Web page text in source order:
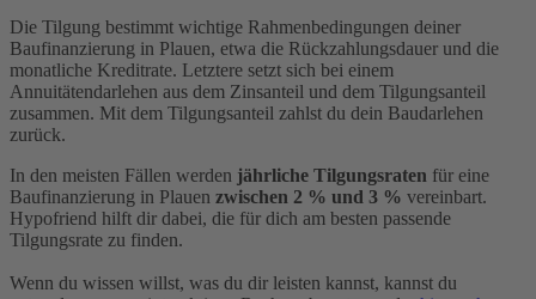
Die Tilgung bestimmt wichtige Rahmenbedingungen deiner
Baufinanzierung in Plauen, etwa die Rückzahlungsdauer und die
monatliche Kreditrate. Letztere setzt sich bei einem
Annuitätendarlehen aus dem Zinsanteil und dem Tilgungsanteil
zusammen. Mit dem Tilgungsanteil zahlst du dein Baudarlehen
zurück.
In den meisten Fällen werden jährliche Tilgungsraten für eine
Baufinanzierung in Plauen zwischen 2 % und 3 % vereinbart.
Hypofriend hilft dir dabei, die für dich am besten passende
Tilgungsrate zu finden.
Wenn du wissen willst, was du dir leisten kannst, kannst du